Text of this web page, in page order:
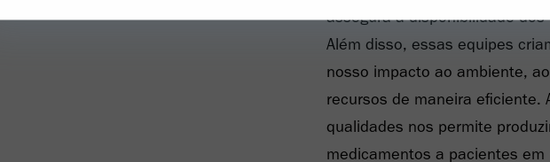
assegura a disponibilidade
Além disso, essas equipes
nosso impacto ao ambiente,
recursos de maneira eficiente.
qualidades nos permite
medicamentos a pacientes